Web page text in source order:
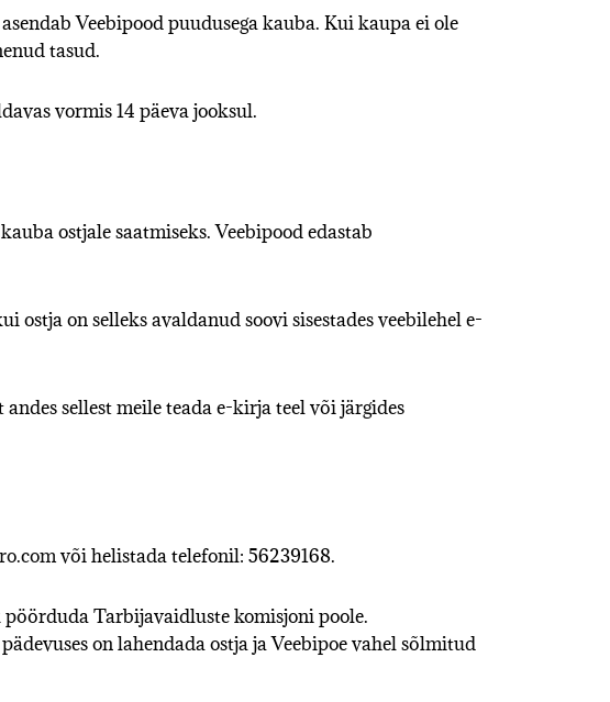
Veebipood puudusega kauba. Kui kaupa ei ole
tasud.
vormis 14 päeva jooksul.
ostjale saatmiseks. Veebipood edastab
on selleks avaldanud soovi sisestades veebilehel e-
sellest meile teada e-kirja teel või järgides
või helistada telefonil: 56239168.
Tarbijavaidluste komisjoni poole.
on lahendada ostja ja Veebipoe vahel sõlmitud